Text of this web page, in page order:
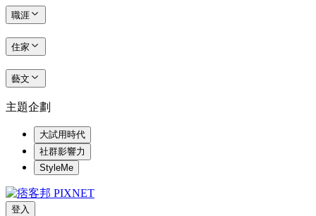
職涯
住家
藝文
主題企劃
大試用時代
社群影響力
StyleMe
登入